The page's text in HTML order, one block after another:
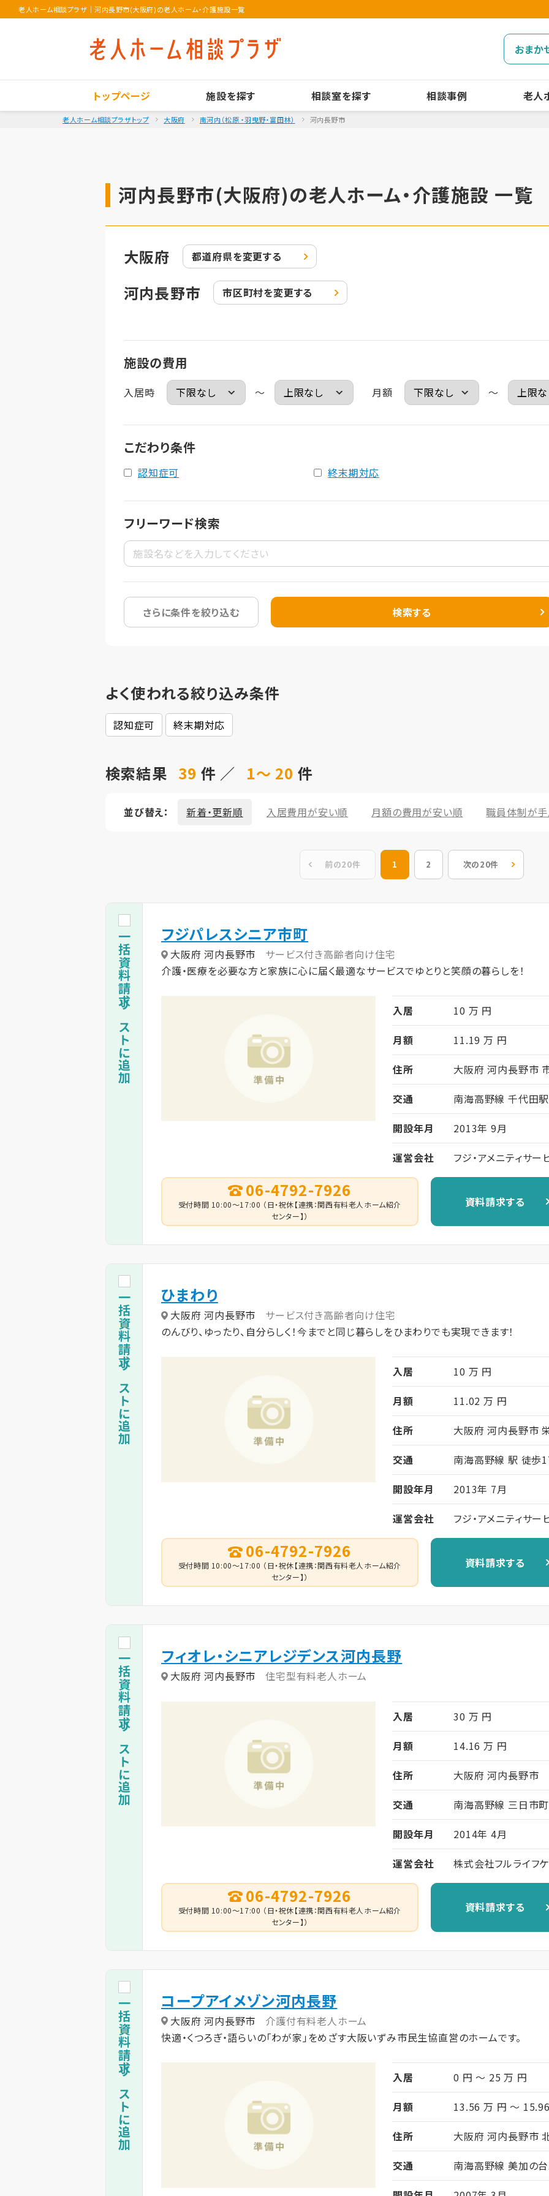
老人ホーム相談プラザ ｜河内長野市(大阪府)の老人ホーム・介護施設一覧
おまか
トップページ 施設を探す 相談室を探す 相談事例 老人
老人ホーム相談プラザトップ 大阪府 南河内（松原 ・羽曳野・富田林） 河内長野市
河内長野市(大阪府)の老人ホーム・介護施設 一覧
大阪府 都道府県を変更する
河内長野市 市区町村を変更する
施設の費用
入居時 ～ 月額 ～
こだわり条件
認知症可 終末期対応
フリーワード検索
さらに条件を絞り込む 検索する
よく使われる絞り込み条件
認知症可 終末期対応
検索結果 39 件 ／ 1～ 20 件
並び替え： 新着・更新順 入居費用が安い順 月額の費用が安い順 職員体制が
前の20件 1 2 次の20件
フジパレスシニア市町
大阪府 河内長野市
サービス付き高齢者向け住宅
介護・医療を必要な方と家族に心に届く最適なサービスでゆとりと笑顔の暮らしを！
入居
10 万 円
月額
11.19 万 円
住所
大阪府 河内長野市
交通
南海高野線 千代田
開設年月
2013年 9月
運営会社
フジ・アメニティサ
06-4792-7926
受付時間 10:00～17:00 （日・祝休【連携：関西有料老人ホーム紹介
センター】）
資料請求する
一括資料請求リストに追加
ひまわり
大阪府 河内長野市
サービス付き高齢者向け住宅
のんびり、ゆったり、自分らしく！今までと同じ暮らしをひまわりでも実現できます！
入居
10 万 円
月額
11.02 万 円
住所
大阪府 河内長野市
交通
南海高野線 駅 徒歩
開設年月
2013年 7月
運営会社
フジ・アメニティサ
06-4792-7926
受付時間 10:00～17:00 （日・祝休【連携：関西有料老人ホーム紹介
センター】）
資料請求する
一括資料請求リストに追加
フィオレ・シニアレジデンス河内長野
大阪府 河内長野市 住宅型有料老人ホーム
入居
30 万 円
月額
14.16 万 円
住所
大阪府 河内長野市
交通
南海高野線 三日市
開設年月
2014年 4月
運営会社
株式会社フルライフ
06-4792-7926
受付時間 10:00～17:00 （日・祝休【連携：関西有料老人ホーム紹介
センター】）
資料請求する
一括資料請求リストに追加
コープアイメゾン河内長野
大阪府 河内長野市
介護付有料老人ホーム
快適・くつろぎ・語らいの「わが家」をめざす大阪いずみ市民生協直営のホームです。
入居
0 円 ～ 25 万 円
月額
13.56 万 円 ～
住所
大阪府 河内長野市
交通
南海高野線 美加の
一括資料請求リストに追加